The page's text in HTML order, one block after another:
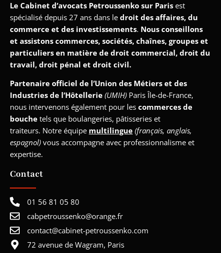
Le Cabinet d’avocats Petroussenko sur Paris est
spécialisé depuis 27 ans dans le droit des affaires, du
commerce et des investissements. Nous conseillons
et assistons commerces, sociétés, chaînes, groupes et
particuliers en matière de droit commercial, droit du
travail, droit pénal et droit civil.
Partenaire officiel de l’Union des Métiers et des
Industries de l’Hôtellerie (UMIH) Paris Île-de-France,
nous intervenons également pour les commerces de
bouche tels que boulangeries, pâtisseries et
traiteurs. Notre équipe multilingue (français, anglais,
espagnol) vous accompagne avec professionnalisme et
expertise.
Contact
01 56 81 05 80
cabpetroussenko@orange.fr
contact@cabinet-petroussenko.com
72 avenue de Wagram, Paris